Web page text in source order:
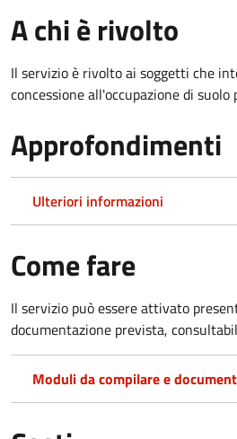
A chi è rivolto
Il servizio è rivolto ai soggetti che
concessione all'occupazione di suolo
Approfondimenti
Ulteriori informazioni
Come fare
Il servizio può essere attivato
documentazione prevista,
Moduli da compilare e